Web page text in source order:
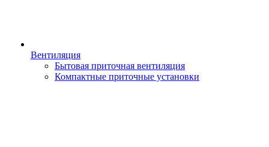
Вентиляция
Бытовая приточная вентиляция
Компактные приточные установки